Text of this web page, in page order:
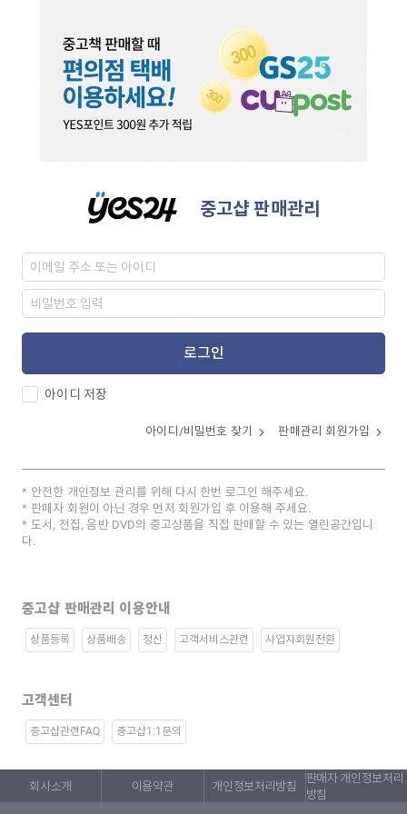
중고샵 판매관리
로그인
아이디 저장
아이디/비밀번호 찾기 판매관리 회원가입
안전한 개인정보 관리를 위해 다시 한번 로그인 해주세요.
판매자 회원이 아닌 경우 먼저 회원가입 후 이용해 주세요.
도서, 전집, 음반 DVD의 중고상품을 직접 판매할 수 있는 열린공간입니
다.
중고샵 판매관리 이용안내
상품등록 상품배송 정산 고객서비스관련 사업자회원전환
고객센터
중고샵관련FAQ 중고샵1:1문의
회사소개 이용약관 개인정보처리방침
판매자 개인정보처리
방침